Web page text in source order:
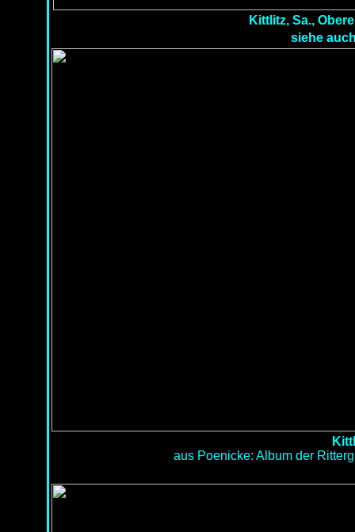
Kittlitz, Sa.,
siehe
aus Poenicke: Album der